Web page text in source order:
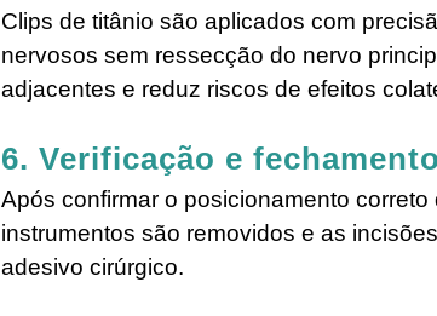
Clips de titânio são aplicados com
nervosos sem ressecção do nervo
adjacentes e reduz riscos de efeitos
6. Verificação e
Após confirmar o posicionamento
instrumentos são removidos e as
adesivo cirúrgico.